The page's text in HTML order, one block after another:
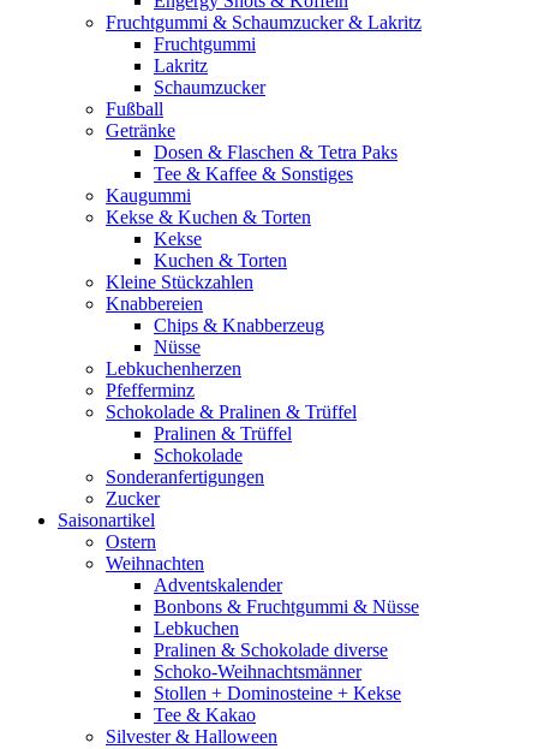
Fruchtgummi & Schaumzucker & Lakritz
Fruchtgummi
Lakritz
Schaumzucker
Fußball
Getränke
Dosen & Flaschen & Tetra Paks
Tee & Kaffee & Sonstiges
Kaugummi
Kekse & Kuchen & Torten
Kekse
Kuchen & Torten
Kleine Stückzahlen
Knabbereien
Chips & Knabberzeug
Nüsse
Lebkuchenherzen
Pfefferminz
Schokolade & Pralinen & Trüffel
Pralinen & Trüffel
Schokolade
Sonderanfertigungen
Zucker
Saisonartikel
Ostern
Weihnachten
Adventskalender
Bonbons & Fruchtgummi & Nüsse
Lebkuchen
Pralinen & Schokolade diverse
Schoko-Weihnachtsmänner
Stollen + Dominosteine + Kekse
Tee & Kakao
Silvester & Halloween